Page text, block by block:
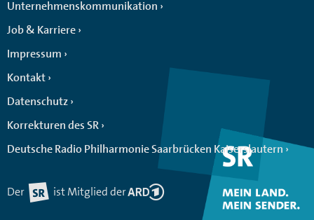
Unternehmenskommunikation
Job & Karriere
Impressum
Kontakt
Datenschutz
Korrekturen des SR
Deutsche Radio Philharmonie Saarbrücken Kaiserslautern
Der ist Mitglied der